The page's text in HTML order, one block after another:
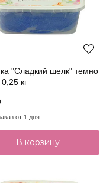
"Сладкий шелк" темно
кг
от 1 дня
В корзину